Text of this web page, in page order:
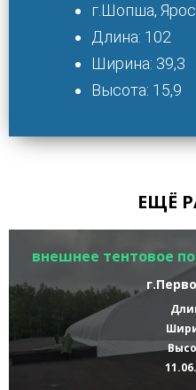
г.Шопша,
Длина: 102
Ширина: 39,3
Высота: 15,9
ЕЩЁ
внешнее тентовое